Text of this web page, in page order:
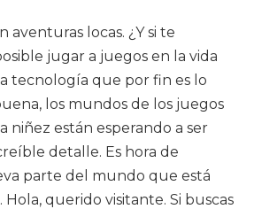
aventuras locas. ¿Y si te
jugar a juegos en la vida
tecnología que por fin es lo
los mundos de los juegos
niñez están esperando a ser
detalle. Es hora de
parte del mundo que está
querido visitante. Si buscas